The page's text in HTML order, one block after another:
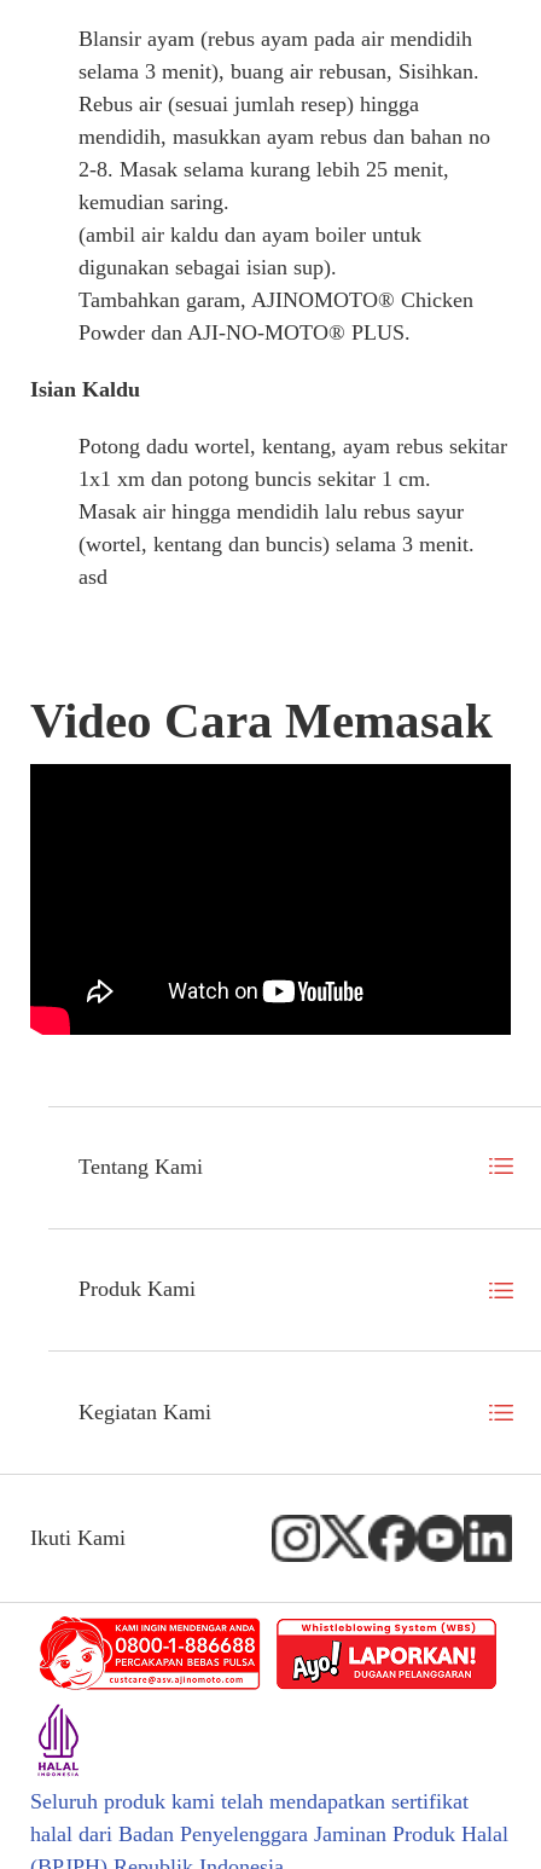
Blansir ayam (rebus ayam pada air mendidih
selama 3 menit), buang air rebusan, Sisihkan.
Rebus air (sesuai jumlah resep) hingga
mendidih, masukkan ayam rebus dan bahan no
2-8. Masak selama kurang lebih 25 menit,
kemudian saring.
(ambil air kaldu dan ayam boiler untuk
digunakan sebagai isian sup).
Tambahkan garam, AJINOMOTO® Chicken
Powder dan AJI-NO-MOTO® PLUS.
Isian Kaldu
Potong dadu wortel, kentang, ayam rebus sekitar
1x1 xm dan potong buncis sekitar 1 cm.
Masak air hingga mendidih lalu rebus sayur
(wortel, kentang dan buncis) selama 3 menit.
asd
Video Cara Memasak
Tentang Kami
Produk Kami
Kegiatan Kami
Ikuti Kami
Seluruh produk kami telah mendapatkan sertifikat
halal dari Badan Penyelenggara Jaminan Produk Halal